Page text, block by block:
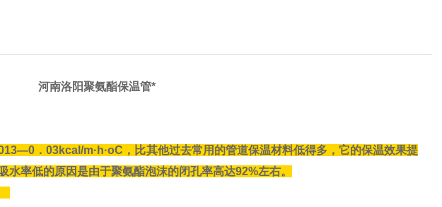
河南洛阳聚氨酯保温管*
．03kcal/m·h·oC，比其他过去常用的管道保温材料低得多，它的保温效果提
水率低的原因是由于聚氨酯泡沫的闭孔率高达92%左右。